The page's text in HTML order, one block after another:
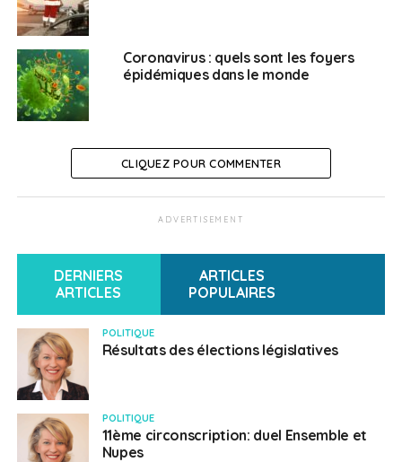
Coronavirus : quels sont les foyers
épidémiques dans le monde
CLIQUEZ POUR COMMENTER
ADVERTISEMENT
DERNIERS
ARTICLES
ARTICLES
POPULAIRES
POLITIQUE
Résultats des élections législatives
POLITIQUE
11ème circonscription: duel Ensemble et
Nupes